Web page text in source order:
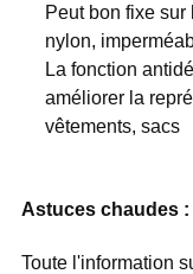
Peut bon fixe sur
nylon,
La fonction
améliorer la
vêtements, sacs
Astuces chaudes :
Toute l'information